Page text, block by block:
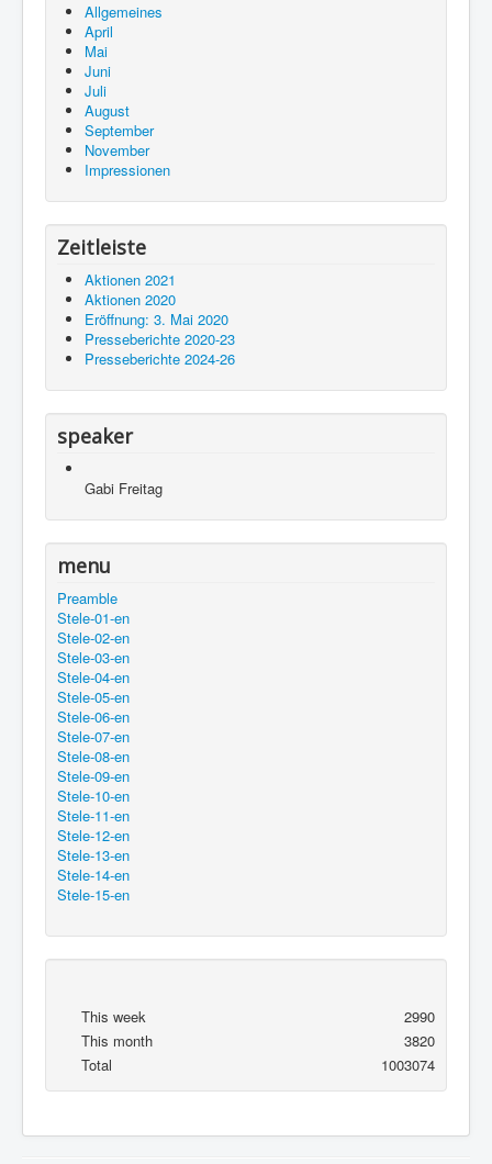
Allgemeines
April
Mai
Juni
Juli
August
September
November
Impressionen
Zeitleiste
Aktionen 2021
Aktionen 2020
Eröffnung: 3. Mai 2020
Presseberichte 2020-23
Presseberichte 2024-26
speaker
Gabi Freitag
menu
Preamble
Stele-01-en
Stele-02-en
Stele-03-en
Stele-04-en
Stele-05-en
Stele-06-en
Stele-07-en
Stele-08-en
Stele-09-en
Stele-10-en
Stele-11-en
Stele-12-en
Stele-13-en
Stele-14-en
Stele-15-en
This week
2990
This month
3820
Total
1003074